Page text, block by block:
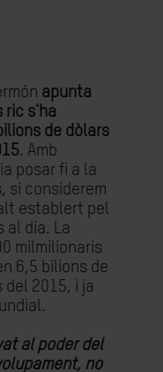
apunta
ric s'ha
de dòlars
. Amb
posar fi a la
si considerem
establert pel
al dia. La
milmilionaris
6,5 bilions de
del 2015, i ja
al poder del
no